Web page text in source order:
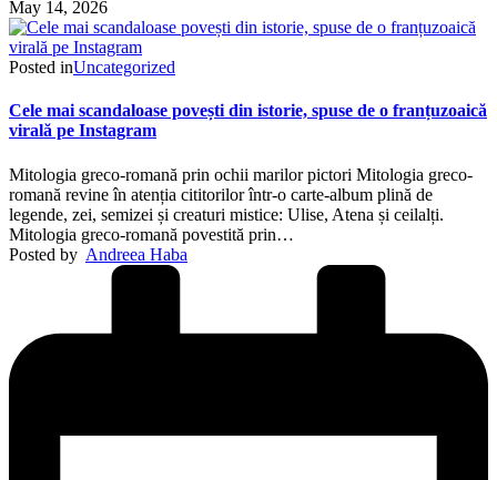
May 14, 2026
Posted inUncategorized
Cele mai scandaloase povești din istorie, spuse de o franțuzoaică
virală pe Instagram
Mitologia greco-romană prin ochii marilor pictori Mitologia greco-
romană revine în atenția cititorilor într-o carte-album plină de
legende, zei, semizei și creaturi mistice: Ulise, Atena și ceilalți.
Mitologia greco-romană povestită prin…
Posted by Andreea Haba